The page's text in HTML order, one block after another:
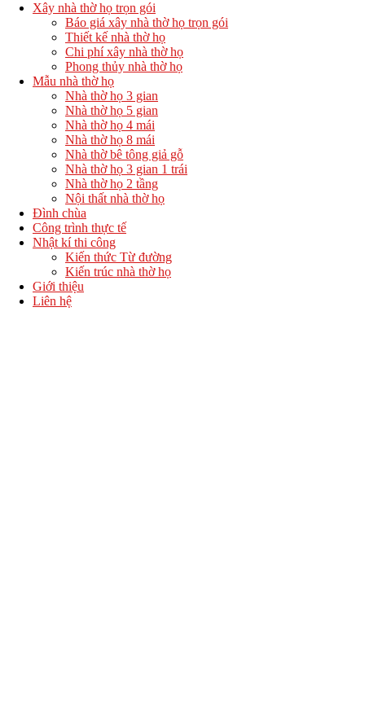
Xây nhà thờ họ trọn gói
Báo giá xây nhà thờ họ trọn gói
Thiết kế nhà thờ họ
Chi phí xây nhà thờ họ
Phong thủy nhà thờ họ
Mẫu nhà thờ họ
Nhà thờ họ 3 gian
Nhà thờ họ 5 gian
Nhà thờ họ 4 mái
Nhà thờ họ 8 mái
Nhà thờ bê tông giả gỗ
Nhà thờ họ 3 gian 1 trái
Nhà thờ họ 2 tầng
Nội thất nhà thờ họ
Đình chùa
Công trình thực tế
Nhật kí thi công
Kiến thức Từ đường
Kiến trúc nhà thờ họ
Giới thiệu
Liên hệ